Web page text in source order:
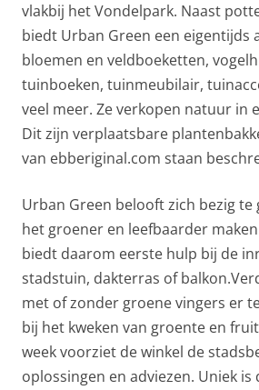
vlakbij het Vondelpark. Naast
biedt Urban Green een eigentijds
bloemen en veldboeketten,
tuinboeken, tuinmeubilair,
veel meer. Ze verkopen natuur in
Dit zijn verplaatsbare
van ebberiginal.com staan
Urban Green belooft zich bezig
het groener en leefbaarder
biedt daarom eerste hulp bij de
stadstuin, dakterras of
met of zonder groene vingers er
bij het kweken van groente en
week voorziet de winkel de
oplossingen en adviezen. Uniek is